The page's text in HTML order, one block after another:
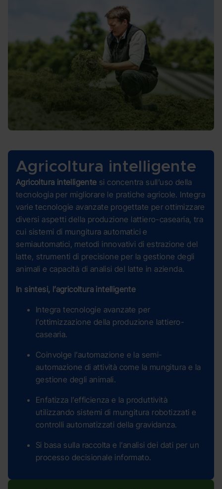
Agricoltura intelligente
Agricoltura intelligente si concentra sull’uso della
tecnologia per migliorare le pratiche agricole. Integra
varie tecnologie avanzate progettate per ottimizzare
diversi aspetti della produzione lattiero-casearia, tra
cui sistemi di mungitura automatici e
semiautomatici, metodi innovativi di estrazione del
latte, strumenti di precisione per la gestione degli
animali e capacità di analisi del latte in azienda.
In sintesi, l’agricoltura intelligente
Integra tecnologie avanzate per
l’ottimizzazione della produzione lattiero-
casearia.
Coinvolge l’automazione e la semi-
automazione di attività come la mungitura e la
gestione degli animali.
Enfatizza l’efficienza e la produttività
utilizzando sistemi di mungitura robotizzati e
controlli automatizzati della gravidanza.
Si basa sulla raccolta e l’analisi dei dati per un
processo decisionale informato.